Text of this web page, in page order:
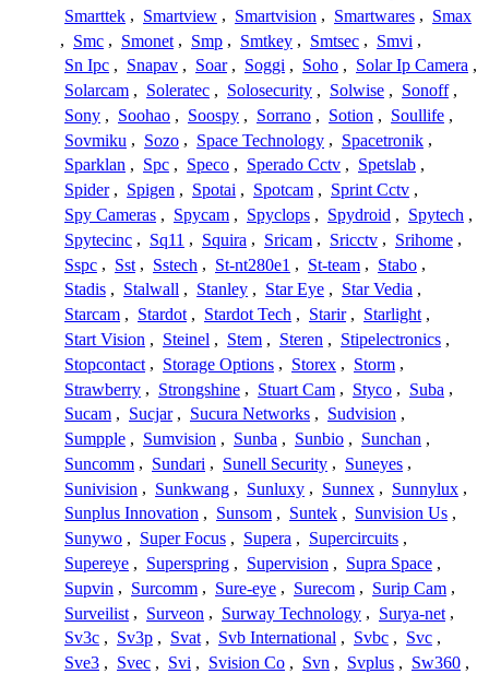
Smarttek , Smartview , Smartvision , Smartwares , Smax
, Smc , Smonet , Smp , Smtkey , Smtsec , Smvi ,
Sn Ipc , Snapav , Soar , Soggi , Soho , Solar Ip Camera ,
Solarcam , Soleratec , Solosecurity , Solwise , Sonoff ,
Sony , Soohao , Soospy , Sorrano , Sotion , Soullife ,
Sovmiku , Sozo , Space Technology , Spacetronik ,
Sparklan , Spc , Speco , Sperado Cctv , Spetslab ,
Spider , Spigen , Spotai , Spotcam , Sprint Cctv ,
Spy Cameras , Spycam , Spyclops , Spydroid , Spytech ,
Spytecinc , Sq11 , Squira , Sricam , Sricctv , Srihome ,
Sspc , Sst , Sstech , St-nt280e1 , St-team , Stabo ,
Stadis , Stalwall , Stanley , Star Eye , Star Vedia ,
Starcam , Stardot , Stardot Tech , Starir , Starlight ,
Start Vision , Steinel , Stem , Steren , Stipelectronics ,
Stopcontact , Storage Options , Storex , Storm ,
Strawberry , Strongshine , Stuart Cam , Styco , Suba ,
Sucam , Sucjar , Sucura Networks , Sudvision ,
Sumpple , Sumvision , Sunba , Sunbio , Sunchan ,
Suncomm , Sundari , Sunell Security , Suneyes ,
Sunivision , Sunkwang , Sunluxy , Sunnex , Sunnylux ,
Sunplus Innovation , Sunsom , Suntek , Sunvision Us ,
Sunywo , Super Focus , Supera , Supercircuits ,
Supereye , Superspring , Supervision , Supra Space ,
Supvin , Surcomm , Sure-eye , Surecom , Surip Cam ,
Surveilist , Surveon , Surway Technology , Surya-net ,
Sv3c , Sv3p , Svat , Svb International , Svbc , Svc ,
Sve3 , Svec , Svi , Svision Co , Svn , Svplus , Sw360 ,